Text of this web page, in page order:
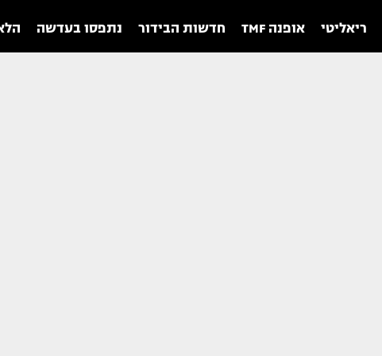
ריאליטי אופנה TMF חדשות הבידור נתפסו בעדשה